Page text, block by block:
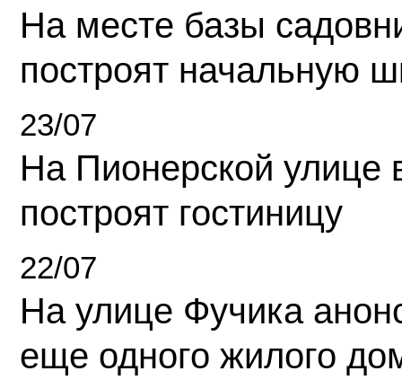
На месте базы
построят начальную
23/07
На Пионерской улице
построят гостиницу
22/07
На улице Фучика
еще одного жилого